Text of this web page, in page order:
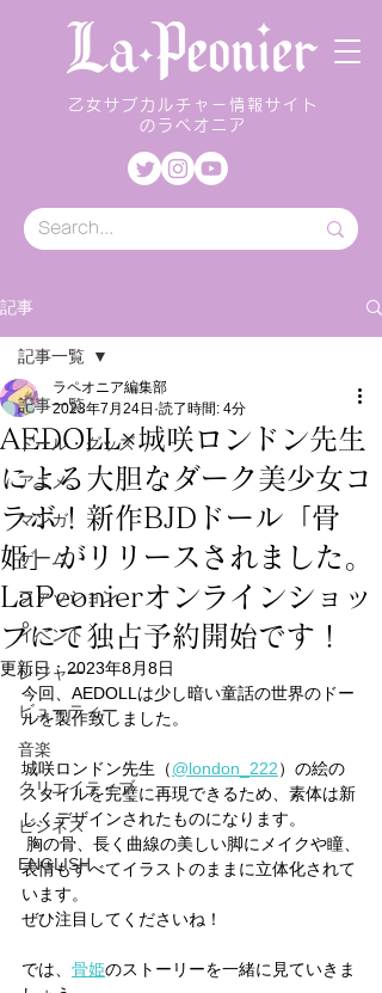
乙女サブカルチャー情報サイト
のラペオニア
記事
記事一覧
ドール・グッズ
アニメ
マンガ
ゲーム
ファッション
イベント
レジャー
ビューティー
音楽
クリエイティブ
ビジネス
ENGLISH
記事一覧
AEDOLL×城咲ロンドン先生
による大胆なダーク美少女コ
ラボ！新作BJDドール「骨
姫」がリリースされました。
LaPeonierオンラインショッ
プにて独占予約開始です！
ラペオニア編集部
2023年7月24日 読了時間: 4分
更新日：2023年8月8日
今回、AEDOLLは少し暗い童話の世界のドー
ルを製作致しました。
城咲ロンドン先生（@london_222）の絵の
スタイルを完璧に再現できるため、素体は新
しくデザインされたものになります。
表情もすべてイラストのままに立体化されて
います。
ぜひ注目してくださいね！
では、 骨姫のストーリーを一緒に見ていきま